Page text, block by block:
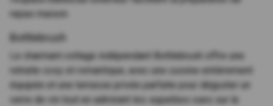
repas maison.
Bottlebrush
Le charmant cottage indépendant Bottlebrush offre une
retraite cosy et romantique, avec une cuisine entièrement
équipée et une terrasse privée parfaite pour déguster un
verre de vin tout en admirant les superbes vues sur la